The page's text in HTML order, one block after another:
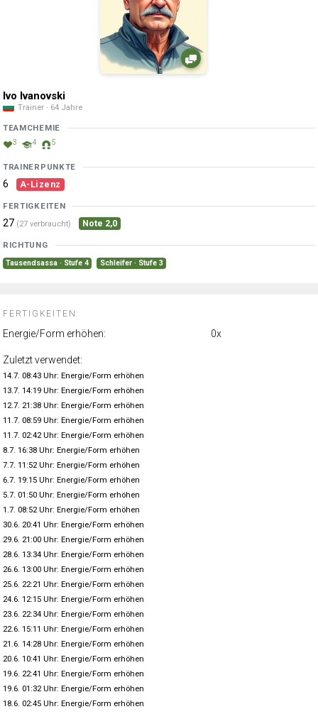
Ivo Ivanovski
Trainer · 64 Jahre
TEAMCHEMIE
3 4 5
TRAINERPUNKTE
6 A-Lizenz
FERTIGKEITEN
27 (27 verbraucht) Note 2,0
RICHTUNG
Tausendsassa · Stufe 4 Schleifer · Stufe 3
FERTIGKEITEN:
Energie/Form erhöhen: 0x
Zuletzt verwendet:
14.7. 08:43 Uhr: Energie/Form erhöhen
13.7. 14:19 Uhr: Energie/Form erhöhen
12.7. 21:38 Uhr: Energie/Form erhöhen
11.7. 08:59 Uhr: Energie/Form erhöhen
11.7. 02:42 Uhr: Energie/Form erhöhen
8.7. 16:38 Uhr: Energie/Form erhöhen
7.7. 11:52 Uhr: Energie/Form erhöhen
6.7. 19:15 Uhr: Energie/Form erhöhen
5.7. 01:50 Uhr: Energie/Form erhöhen
1.7. 08:52 Uhr: Energie/Form erhöhen
30.6. 20:41 Uhr: Energie/Form erhöhen
29.6. 21:00 Uhr: Energie/Form erhöhen
28.6. 13:34 Uhr: Energie/Form erhöhen
26.6. 13:00 Uhr: Energie/Form erhöhen
25.6. 22:21 Uhr: Energie/Form erhöhen
24.6. 12:15 Uhr: Energie/Form erhöhen
23.6. 22:34 Uhr: Energie/Form erhöhen
22.6. 15:11 Uhr: Energie/Form erhöhen
21.6. 14:28 Uhr: Energie/Form erhöhen
20.6. 10:41 Uhr: Energie/Form erhöhen
19.6. 22:41 Uhr: Energie/Form erhöhen
19.6. 01:32 Uhr: Energie/Form erhöhen
18.6. 02:45 Uhr: Energie/Form erhöhen